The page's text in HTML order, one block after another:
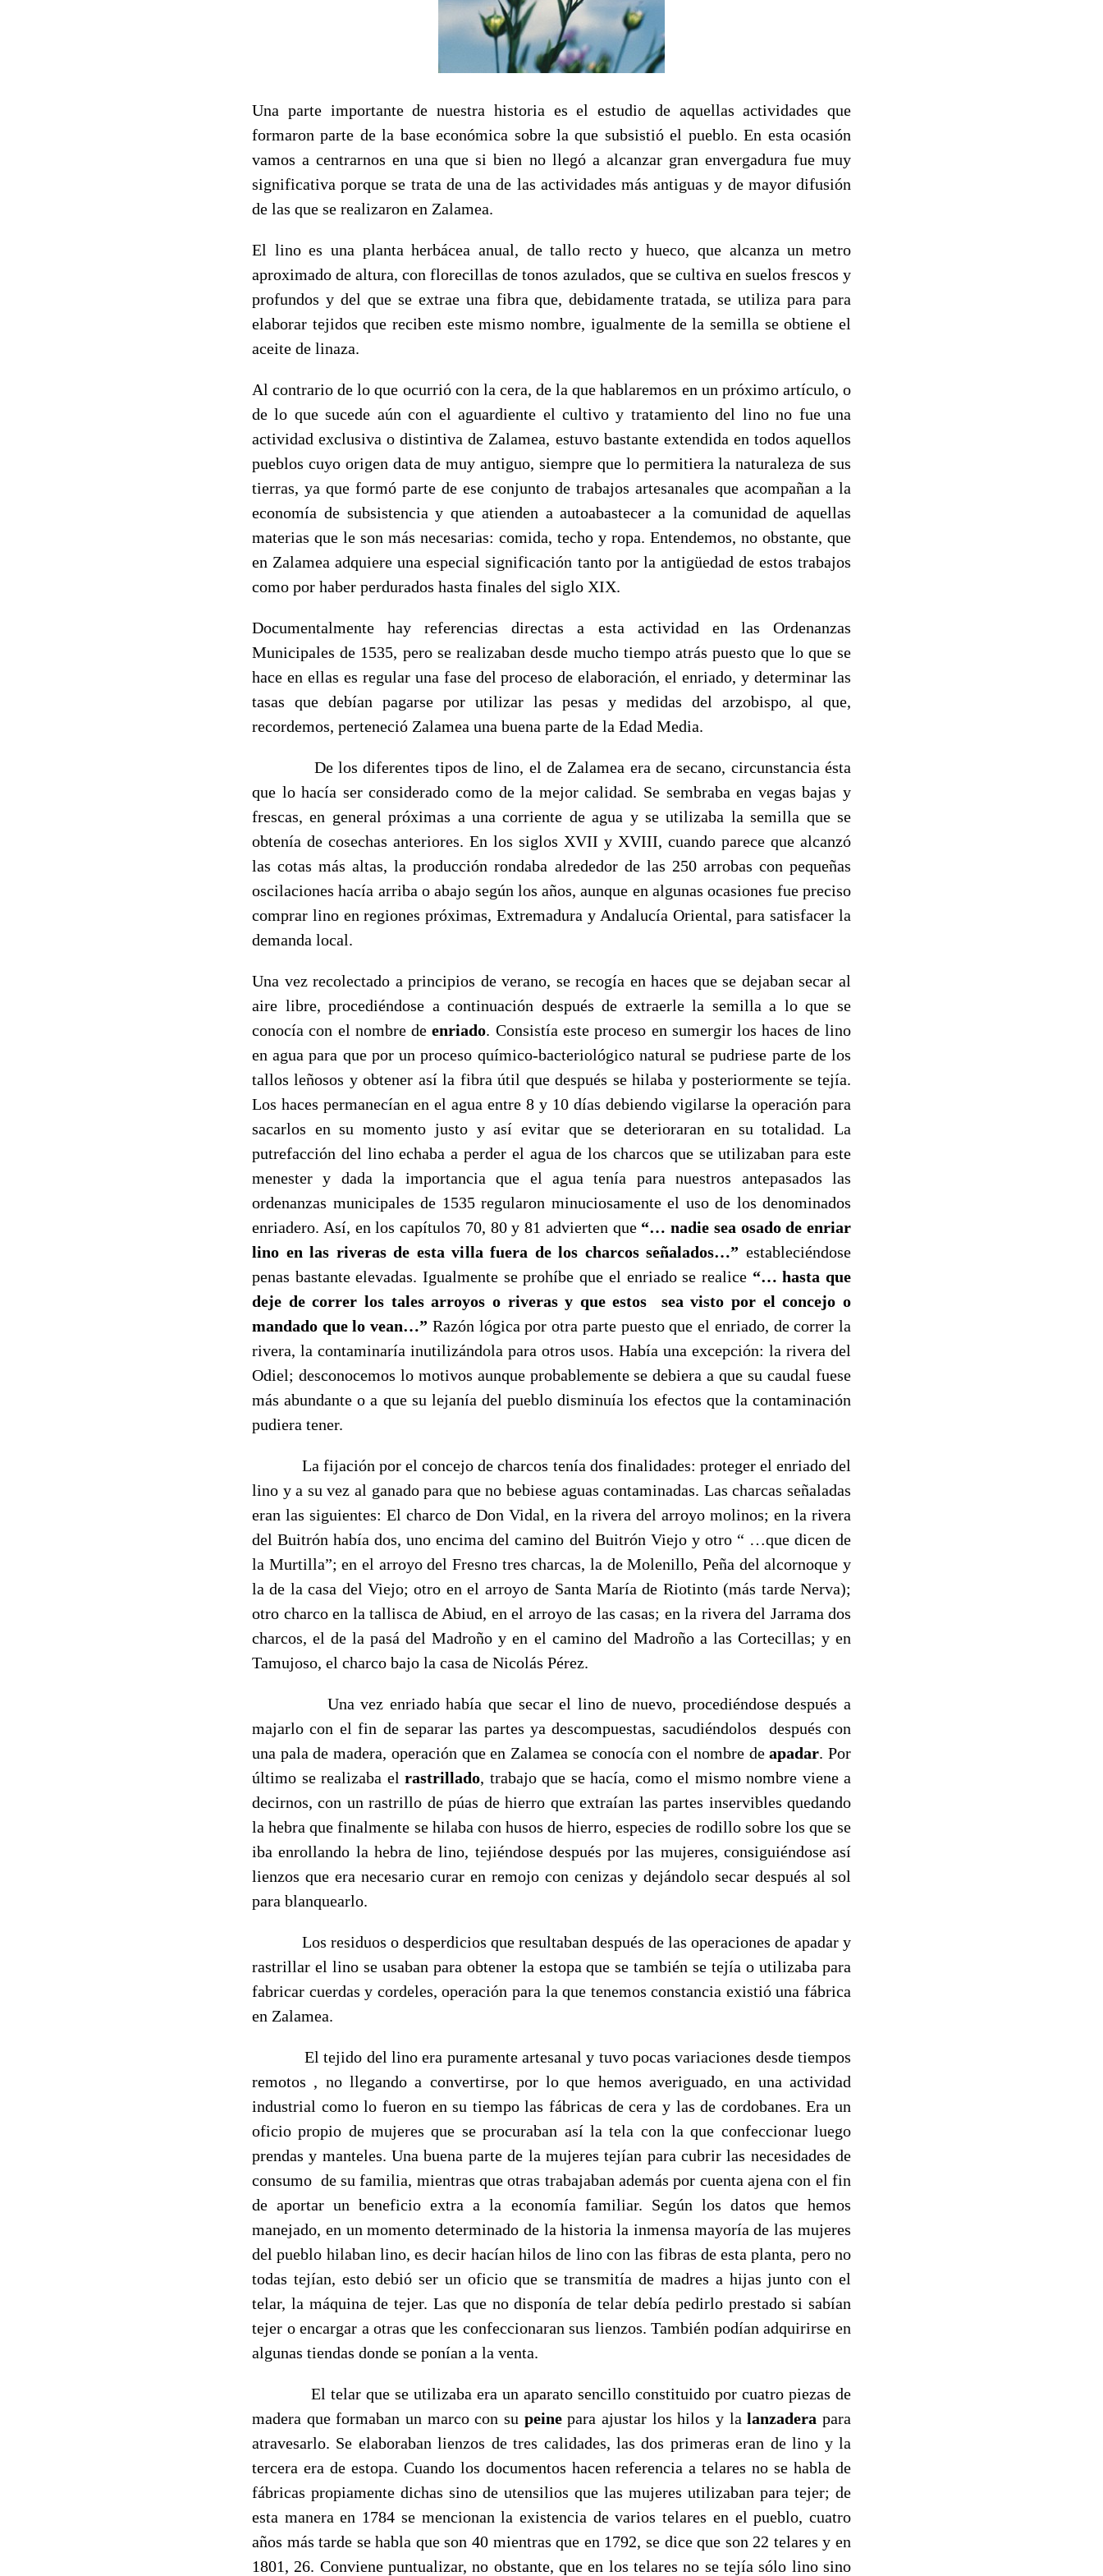
Una parte importante de nuestra historia es el estudio de aquellas actividades que
formaron parte de la base económica sobre la que subsistió el pueblo. En esta ocasión
vamos a centrarnos en una que si bien no llegó a alcanzar gran envergadura fue muy
significativa porque se trata de una de las actividades más antiguas y de mayor difusión
de las que se realizaron en Zalamea.
El lino es una planta herbácea anual, de tallo recto y hueco, que alcanza un metro
aproximado de altura, con florecillas de tonos azulados, que se cultiva en suelos frescos y
profundos y del que se extrae una fibra que, debidamente tratada, se utiliza para para
elaborar tejidos que reciben este mismo nombre, igualmente de la semilla se obtiene el
aceite de linaza.
Al contrario de lo que ocurrió con la cera, de la que hablaremos en un próximo artículo, o
de lo que sucede aún con el aguardiente el cultivo y tratamiento del lino no fue una
actividad exclusiva o distintiva de Zalamea, estuvo bastante extendida en todos aquellos
pueblos cuyo origen data de muy antiguo, siempre que lo permitiera la naturaleza de sus
tierras, ya que formó parte de ese conjunto de trabajos artesanales que acompañan a la
economía de subsistencia y que atienden a autoabastecer a la comunidad de aquellas
materias que le son más necesarias: comida, techo y ropa. Entendemos, no obstante, que
en Zalamea adquiere una especial significación tanto por la antigüedad de estos trabajos
como por haber perdurados hasta finales del siglo XIX.
Documentalmente hay referencias directas a esta actividad en las Ordenanzas
Municipales de 1535, pero se realizaban desde mucho tiempo atrás puesto que lo que se
hace en ellas es regular una fase del proceso de elaboración, el enriado, y determinar las
tasas que debían pagarse por utilizar las pesas y medidas del arzobispo, al que,
recordemos, perteneció Zalamea una buena parte de la Edad Media.
De los diferentes tipos de lino, el de Zalamea era de secano, circunstancia ésta
que lo hacía ser considerado como de la mejor calidad. Se sembraba en vegas bajas y
frescas, en general próximas a una corriente de agua y se utilizaba la semilla que se
obtenía de cosechas anteriores. En los siglos XVII y XVIII, cuando parece que alcanzó
las cotas más altas, la producción rondaba alrededor de las 250 arrobas con pequeñas
oscilaciones hacía arriba o abajo según los años, aunque en algunas ocasiones fue preciso
comprar lino en regiones próximas, Extremadura y Andalucía Oriental, para satisfacer la
demanda local.
Una vez recolectado a principios de verano, se recogía en haces que se dejaban secar al
aire libre, procediéndose a continuación después de extraerle la semilla a lo que se
conocía con el nombre deenriado. Consistía este proceso en sumergir los haces de lino
en agua para que por un proceso químico-bacteriológico natural se pudriese parte de los
tallos leñosos y obtener así la fibra útil que después se hilaba y posteriormente se tejía.
Los haces permanecían en el agua entre 8 y 10 días debiendo vigilarse la operación para
sacarlos en su momento justo y así evitar que se deterioraran en su totalidad. La
putrefacción del lino echaba a perder el agua de los charcos que se utilizaban para este
menester y dada la importancia que el agua tenía para nuestros antepasados las
ordenanzas municipales de 1535 regularon minuciosamente el uso de los denominados
enriadero. Así, en los capítulos 70, 80 y 81 advierten que “… nadie sea osado de enriar
lino en las riveras de esta villa fuera de los charcos señalados…” estableciéndose
penas bastante elevadas. Igualmente se prohíbe que el enriado se realice “… hasta que
deje de correr los tales arroyos o riveras y que estos sea visto por el concejo o
mandado que lo vean…” Razón lógica por otra parte puesto que el enriado, de correr la
rivera, la contaminaría inutilizándola para otros usos. Había una excepción: la rivera del
Odiel; desconocemos lo motivos aunque probablemente se debiera a que su caudal fuese
más abundante o a que su lejanía del pueblo disminuía los efectos que la contaminación
pudiera tener.
La fijación por el concejo de charcos tenía dos finalidades: proteger el enriado del
lino y a su vez al ganado para que no bebiese aguas contaminadas. Las charcas señaladas
eran las siguientes: El charco de Don Vidal, en la rivera del arroyo molinos; en la rivera
del Buitrón había dos, uno encima del camino del Buitrón Viejo y otro “ …que dicen de
la Murtilla”; en el arroyo del Fresno tres charcas, la de Molenillo, Peña del alcornoque y
la de la casa del Viejo; otro en el arroyo de Santa María de Riotinto (más tarde Nerva);
otro charco en la tallisca de Abiud, en el arroyo de las casas; en la rivera del Jarrama dos
charcos, el de la pasá del Madroño y en el camino del Madroño a las Cortecillas; y en
Tamujoso, el charco bajo la casa de Nicolás Pérez.
Una vez enriado había que secar el lino de nuevo, procediéndose después a
majarlo con el fin de separar las partes ya descompuestas, sacudiéndolos después con
una pala de madera, operación que en Zalamea se conocía con el nombre deapadar. Por
último se realizaba el rastrillado, trabajo que se hacía, como el mismo nombre viene a
decirnos, con un rastrillo de púas de hierro que extraían las partes inservibles quedando
la hebra que finalmente se hilaba con husos de hierro, especies de rodillo sobre los que se
iba enrollando la hebra de lino, tejiéndose después por las mujeres, consiguiéndose así
lienzos que era necesario curar en remojo con cenizas y dejándolo secar después al sol
para blanquearlo.
Los residuos o desperdicios que resultaban después de las operaciones de apadar y
rastrillar el lino se usaban para obtener la estopa que se también se tejía o utilizaba para
fabricar cuerdas y cordeles, operación para la que tenemos constancia existió una fábrica
en Zalamea.
El tejido del lino era puramente artesanal y tuvo pocas variaciones desde tiempos
remotos , no llegando a convertirse, por lo que hemos averiguado, en una actividad
industrial como lo fueron en su tiempo las fábricas de cera y las de cordobanes. Era un
oficio propio de mujeres que se procuraban así la tela con la que confeccionar luego
prendas y manteles. Una buena parte de la mujeres tejían para cubrir las necesidades de
consumo de su familia, mientras que otras trabajaban además por cuenta ajena con el fin
de aportar un beneficio extra a la economía familiar. Según los datos que hemos
manejado, en un momento determinado de la historia la inmensa mayoría de las mujeres
del pueblo hilaban lino, es decir hacían hilos de lino con las fibras de esta planta, pero no
todas tejían, esto debió ser un oficio que se transmitía de madres a hijas junto con el
telar, la máquina de tejer. Las que no disponía de telar debía pedirlo prestado si sabían
tejer o encargar a otras que les confeccionaran sus lienzos. También podían adquirirse en
algunas tiendas donde se ponían a la venta.
El telar que se utilizaba era un aparato sencillo constituido por cuatro piezas de
madera que formaban un marco con su peinepara ajustar los hilos y lalanzadera para
atravesarlo. Se elaboraban lienzos de tres calidades, las dos primeras eran de lino y la
tercera era de estopa. Cuando los documentos hacen referencia a telares no se habla de
fábricas propiamente dichas sino de utensilios que las mujeres utilizaban para tejer; de
esta manera en 1784 se mencionan la existencia de varios telares en el pueblo, cuatro
años más tarde se habla que son 40 mientras que en 1792, se dice que son 22 telares y en
1801, 26. Conviene puntualizar, no obstante, que en los telares no se tejía sólo lino sino